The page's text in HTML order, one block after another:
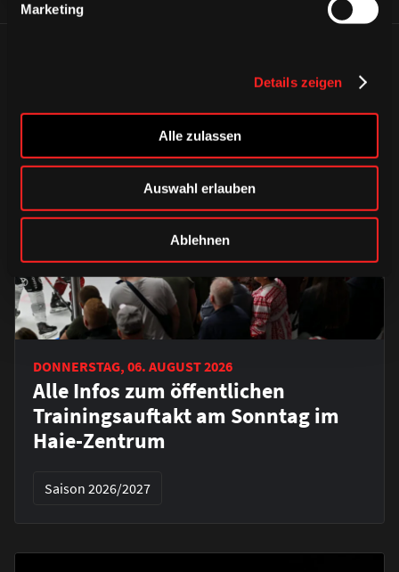
Marketing
Details zeigen
Alle zulassen
Auswahl erlauben
Ablehnen
DONNERSTAG, 06. AUGUST 2026
Alle Infos zum öffentlichen
Trainingsauftakt am Sonntag im
Haie-Zentrum
Saison 2026/2027